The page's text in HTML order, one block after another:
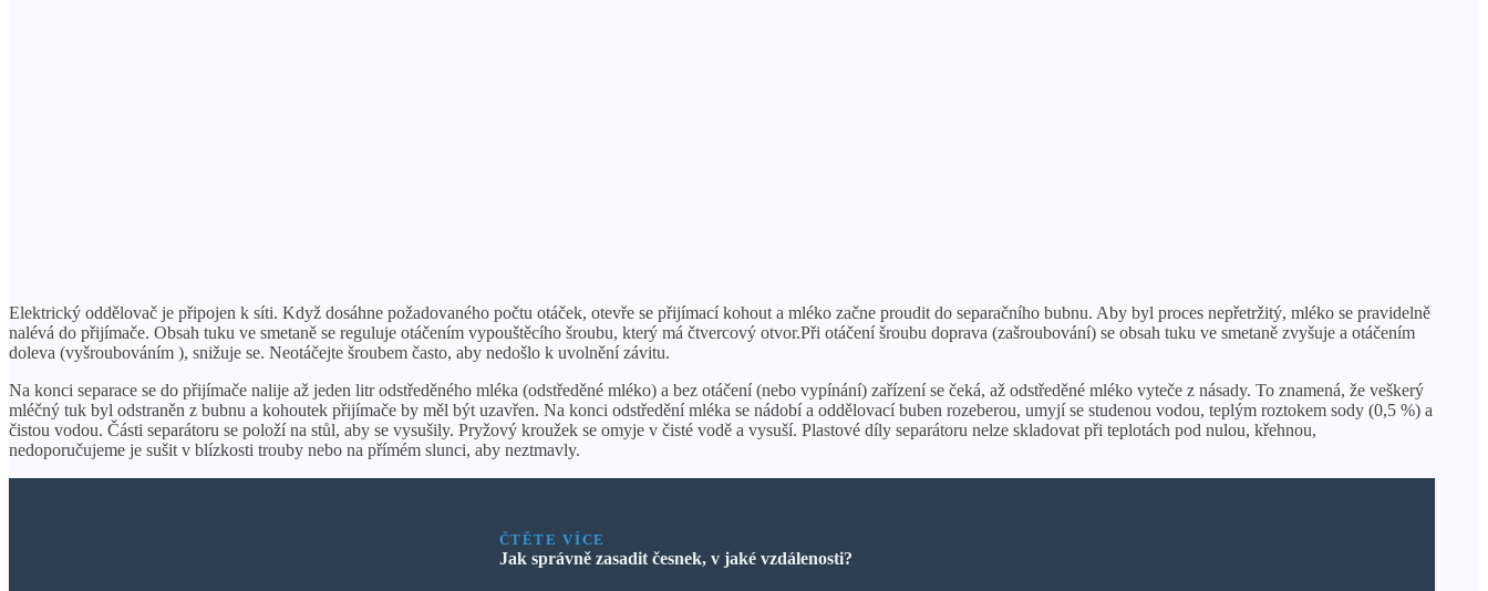
Elektrický oddělovač je připojen k síti. Když dosáhne požadovaného počtu otáček, otevře se přijímací kohout a mléko začne proudit do separačního bubnu. Aby byl proces nepřetržitý, mléko se pravidelně
nalévá do přijímače. Obsah tuku ve smetaně se reguluje otáčením vypouštěcího šroubu, který má čtvercový otvor.Při otáčení šroubu doprava (zašroubování) se obsah tuku ve smetaně zvyšuje a otáčením
doleva (vyšroubováním ), snižuje se. Neotáčejte šroubem často, aby nedošlo k uvolnění závitu.
Na konci separace se do přijímače nalije až jeden litr odstředěného mléka (odstředěné mléko) a bez otáčení (nebo vypínání) zařízení se čeká, až odstředěné mléko vyteče z násady. To znamená, že veškerý
mléčný tuk byl odstraněn z bubnu a kohoutek přijímače by měl být uzavřen. Na konci odstředění mléka se nádobí a oddělovací buben rozeberou, umyjí se studenou vodou, teplým roztokem sody (0,5 %) a
čistou vodou. Části separátoru se položí na stůl, aby se vysušily. Pryžový kroužek se omyje v čisté vodě a vysuší. Plastové díly separátoru nelze skladovat při teplotách pod nulou, křehnou,
nedoporučujeme je sušit v blízkosti trouby nebo na přímém slunci, aby neztmavly.
ČTĚTE VÍCE
Jak správně zasadit česnek, v jaké vzdálenosti?